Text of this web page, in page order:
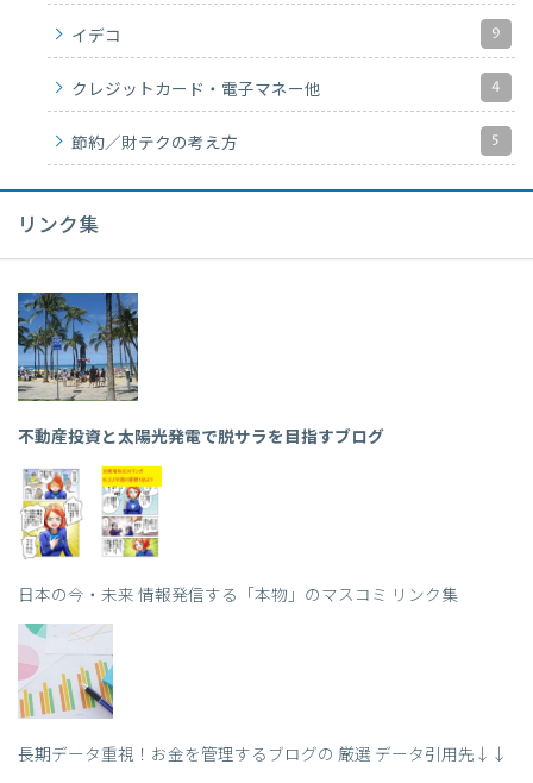
イデコ 9
クレジットカード・電子マネー他 4
節約／財テクの考え方 5
リンク集
不動産投資と太陽光発電で脱サラを目指すブログ
日本の今・未来 情報発信する「本物」のマスコミ リンク集
長期データ重視！お金を管理するブログの 厳選 データ引用先↓↓